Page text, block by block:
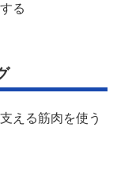
る
える筋肉を使う